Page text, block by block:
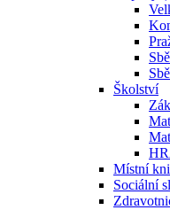
Školství
Místní
Sociální